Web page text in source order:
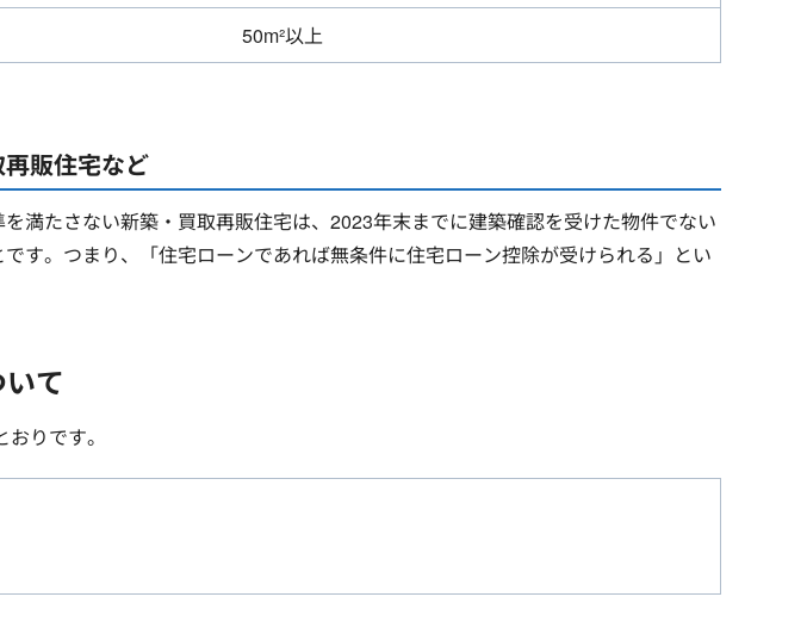
50m²以上
販住宅など
満たさない新築・買取再販住宅は、2023年末までに建築確認を受けた物件でない
す。つまり、「住宅ローンであれば無条件に住宅ローン控除が受けられる」とい
て
りです。